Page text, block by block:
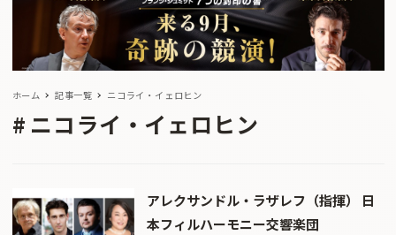
ホーム 記事一覧 ニコライ・イェロヒン
ニコライ・イェロヒン
アレクサンドル・ラザレフ（指揮） 日
本フィルハーモニー交響楽団